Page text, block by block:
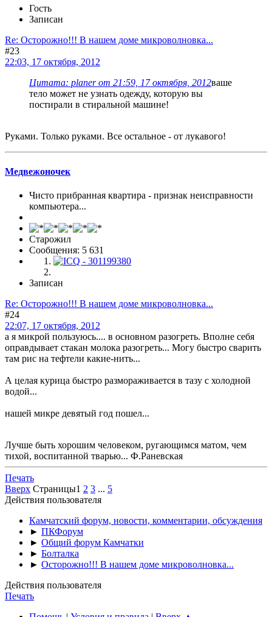
Гость
Записан
Re: Осторожно!!! В нашем доме микроволновка...
#23
22:03, 17 октября, 2012
Цитата: planer от 21:59, 17 октября, 2012ваше
тело может не узнать одежду, которую вы
постирали в стиральной машине!
Руками. Только руками. Все остальное - от лукавого!
Медвежоночек
Чисто прибранная квартира - признак неисправности
компьютера...
Старожил
Сообщения: 5 631
Записан
Re: Осторожно!!! В нашем доме микроволновка...
#24
22:07, 17 октября, 2012
а я микрой пользуюсь.... в основном разогреть. Вполне себя
оправдывает стакан молока разогреть... Могу быстро сварить
там рис на тефтели какие-нить...
А целая курица быстро размораживается в тазу с холодной
водой...
нашей микре девятый год пошел...
Лучше быть хорошим человеком, ругающимся матом, чем
тихой, воспитанной тварью... Ф.Раневская
Печать
Вверх Страницы1 2 3 ... 5
Действия пользователя
Камчатский форум, новости, комментарии, обсуждения
► ПКФорум
► Общий форум Камчатки
► Болталка
► Осторожно!!! В нашем доме микроволновка...
Действия пользователя
Печать